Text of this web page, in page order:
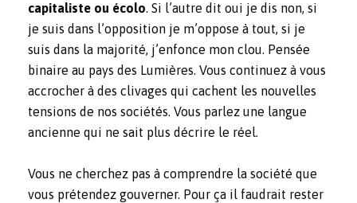
capitaliste ou écolo. Si l’autre dit oui je dis non, si
je suis dans l’opposition je m’oppose à tout, si je
suis dans la majorité, j’enfonce mon clou. Pensée
binaire au pays des Lumières. Vous continuez à vous
accrocher à des clivages qui cachent les nouvelles
tensions de nos sociétés. Vous parlez une langue
ancienne qui ne sait plus décrire le réel.
Vous ne cherchez pas à comprendre la société que
vous prétendez gouverner. Pour ça il faudrait rester